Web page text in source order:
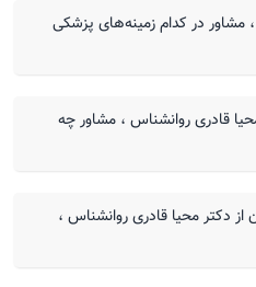
مشاور در کدام زمینه‌های پزشکی
قادری روانشناس ، مشاور چه
از دکتر محیا قادری روانشناس ،